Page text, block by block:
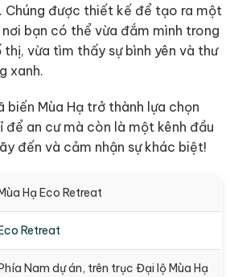
Chúng được thiết kế để tạo ra một
nơi bạn có thể vừa đắm mình trong
thị, vừa tìm thấy sự bình yên và thư
xanh.
Mùa Hạ trở thành lựa chọn
để an cư mà còn là một kênh đầu
đến và cảm nhận sự khác biệt!
Hạ Eco Retreat
Retreat
Nam dự án, trên trục Đại lộ Mùa Hạ